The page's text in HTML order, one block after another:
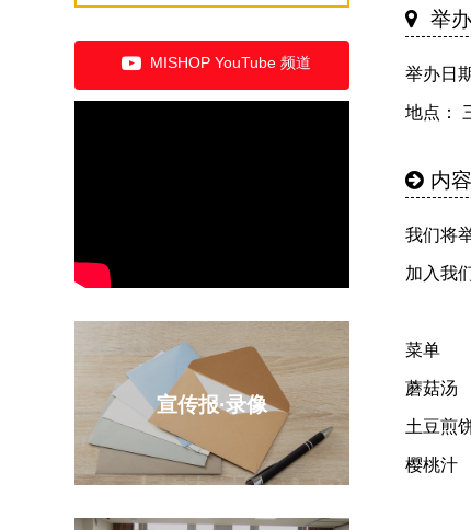
举
举办日
地点：
内容
我们将
加入我
菜单
蘑菇汤
土豆煎
樱桃汁
MISHOP YouTube 频道
宣传报·录像